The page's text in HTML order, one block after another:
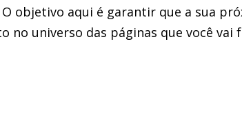
objetivo aqui é garantir que a sua
no universo das páginas que você vai